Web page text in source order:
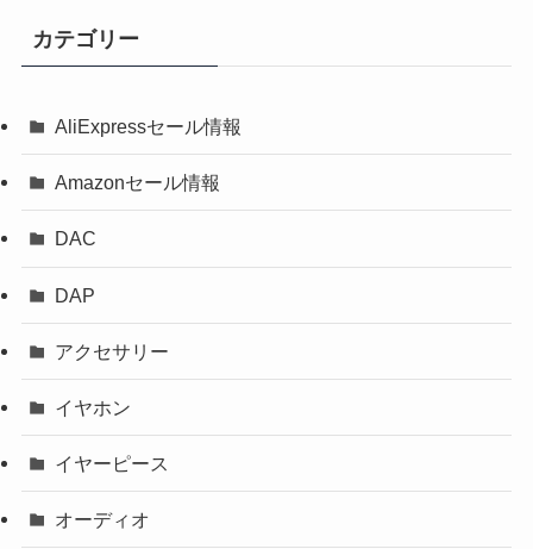
カテゴリー
AliExpressセール情報
Amazonセール情報
DAC
DAP
アクセサリー
イヤホン
イヤーピース
オーディオ